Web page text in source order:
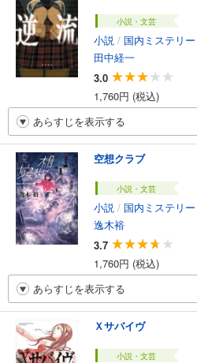
小説・文芸
小説 / 国内ミステリー
田中経一
3.0
1,760円 (税込)
あらすじを表示する
空想クラブ
小説・文芸
小説 / 国内ミステリー
逸木裕
3.7
1,760円 (税込)
あらすじを表示する
Ｘサバイヴ
小説・文芸